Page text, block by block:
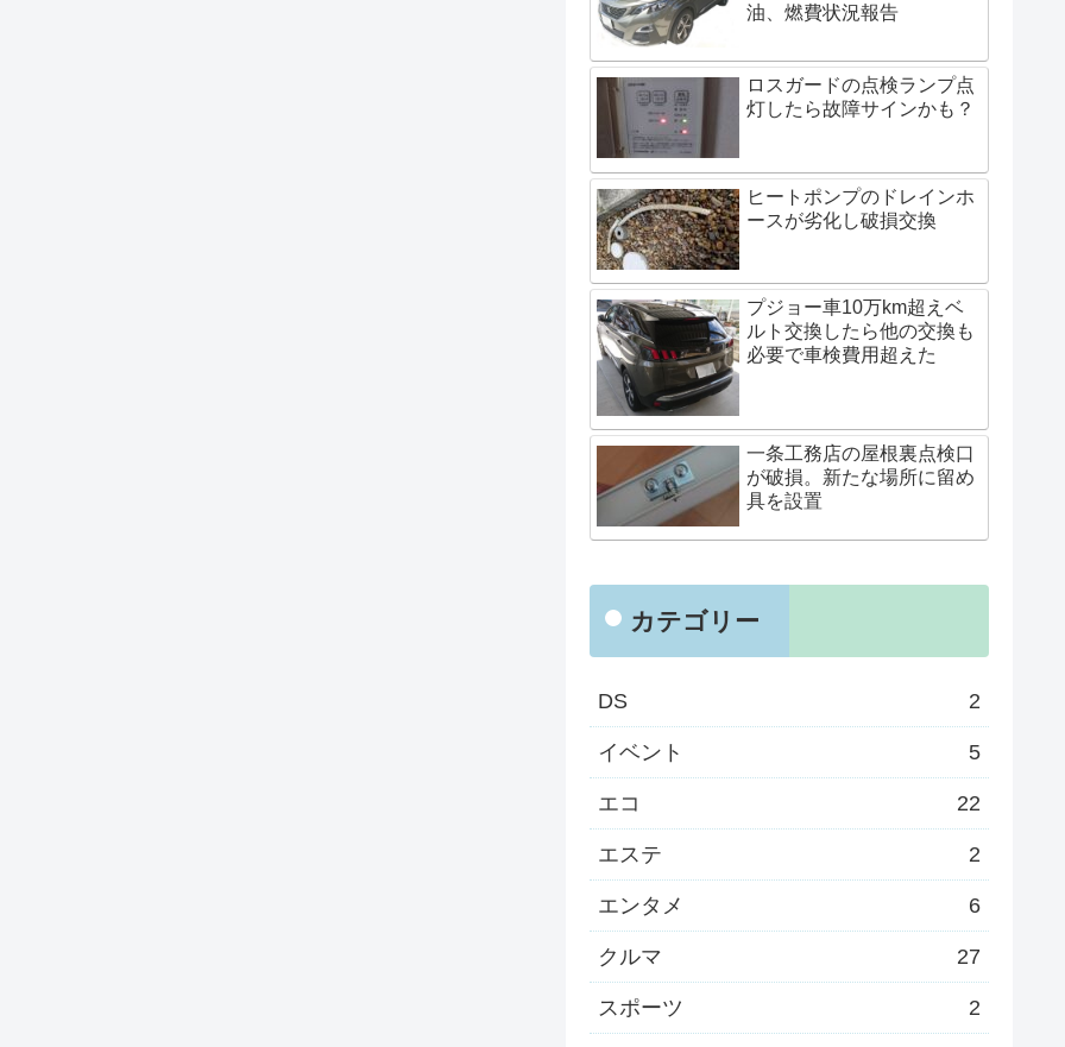
油、燃費状況報告
ロスガードの点検ランプ点
灯したら故障サインかも？
ヒートポンプのドレインホ
ースが劣化し破損交換
プジョー車10万km超えベ
ルト交換したら他の交換も
必要で車検費用超えた
一条工務店の屋根裏点検口
が破損。新たな場所に留め
具を設置
カテゴリー
DS 2
イベント 5
エコ 22
エステ 2
エンタメ 6
クルマ 27
スポーツ 2